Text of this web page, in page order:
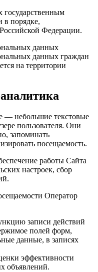
государственным
в порядке,
Федерации.
данных
данных граждан
на территории
— небольшие текстовые
пользователя. Они
запоминать
посещаемость.
работы Сайта
настроек, сбор
Оператор
записи действий
полей форм,
данные, в записях
эффективности
объявлений.